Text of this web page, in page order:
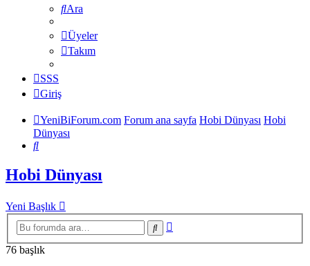
Ara
Üyeler
Takım
SSS
Giriş
YeniBiForum.com Forum ana sayfa Hobi Dünyası Hobi
Dünyası
Ara
Hobi Dünyası
Yeni Başlık
Ara
76 başlık